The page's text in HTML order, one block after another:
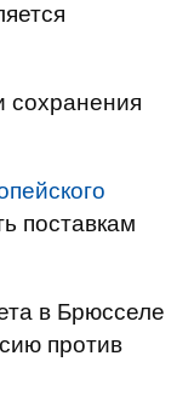
сохранения
поставкам
в Брюсселе
против